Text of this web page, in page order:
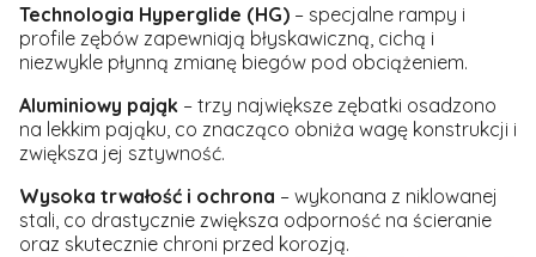
Technologia Hyperglide (HG) – specjalne rampy i
profile zębów zapewniają błyskawiczną, cichą i
niezwykle płynną zmianę biegów pod obciążeniem.
Aluminiowy pająk – trzy największe zębatki osadzono
na lekkim pająku, co znacząco obniża wagę konstrukcji i
zwiększa jej sztywność.
Wysoka trwałość i ochrona – wykonana z niklowanej
stali, co drastycznie zwiększa odporność na ścieranie
oraz skutecznie chroni przed korozją.